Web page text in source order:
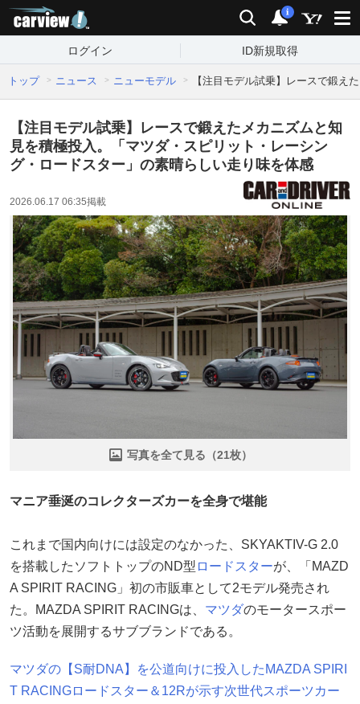
検索 通知
i
ログイン ID新規取得
トップ ニュース ニューモデル 【注目モデル試乗】レースで鍛え
【注目モデル試乗】レースで鍛えたメカニズムと知
見を積極投入。「マツダ・スピリット・レーシン
グ・ロードスター」の素晴らしい走り味を体感
2026.06.17 06:35掲載
写真を全て見る（21枚）
マニア垂涎のコレクターズカーを全身で堪能
これまで国内向けには設定のなかった、SKYAKTIV-G 2.0
を搭載したソフトトップのND型 ロードスターが、「MAZD
A SPIRIT RACING」初の市販車として2モデル発売され
た。MAZDA SPIRIT RACINGは、 マツダのモータースポー
ツ活動を展開するサブブランドである。
マツダの【S耐DNA】を公道向けに投入したMAZDA SPIRI
T RACINGロードスター＆12Rが示す次世代スポーツカー